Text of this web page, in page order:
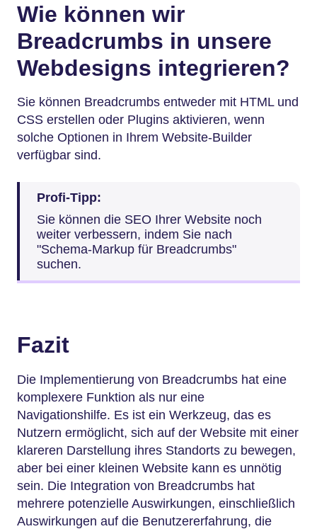
Wie können wir
Breadcrumbs in unsere
Webdesigns integrieren?
Sie können Breadcrumbs entweder mit HTML und
CSS erstellen oder Plugins aktivieren, wenn
solche Optionen in Ihrem Website-Builder
verfügbar sind.
Profi-Tipp:
Sie können die SEO Ihrer Website noch
weiter verbessern, indem Sie nach
"Schema-Markup für Breadcrumbs"
suchen.
Fazit
Die Implementierung von Breadcrumbs hat eine
komplexere Funktion als nur eine
Navigationshilfe. Es ist ein Werkzeug, das es
Nutzern ermöglicht, sich auf der Website mit einer
klareren Darstellung ihres Standorts zu bewegen,
aber bei einer kleinen Website kann es unnötig
sein. Die Integration von Breadcrumbs hat
mehrere potenzielle Auswirkungen, einschließlich
Auswirkungen auf die Benutzererfahrung, die